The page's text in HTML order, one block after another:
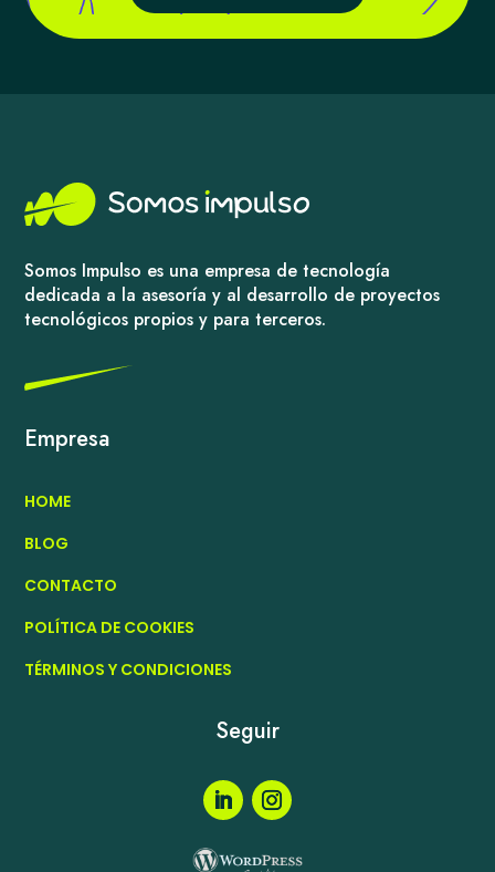
Somos Impulso es una empresa de tecnología
dedicada a la asesoría y al desarrollo de proyectos
tecnológicos propios y para terceros.
Empresa
HOME
BLOG
CONTACTO
POLÍTICA DE COOKIES
TÉRMINOS Y CONDICIONES
Seguir